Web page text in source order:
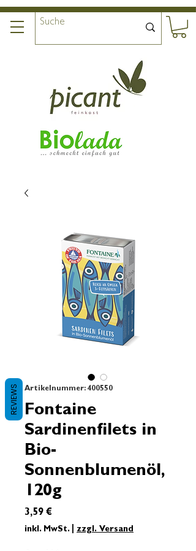
Artikelnummer: 400550
Fontaine
Sardinenfilets in
Bio-
Sonnenblumenöl,
120g
3,59 €
inkl. MwSt.| zzgl. Versand
REVIEWS